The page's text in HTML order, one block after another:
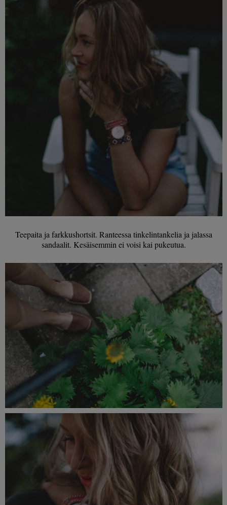
Teepaita ja farkkushortsit. Ranteessa tinkelintankelia ja jalassa
sandaalit. Kesäisemmin ei voisi kai pukeutua.